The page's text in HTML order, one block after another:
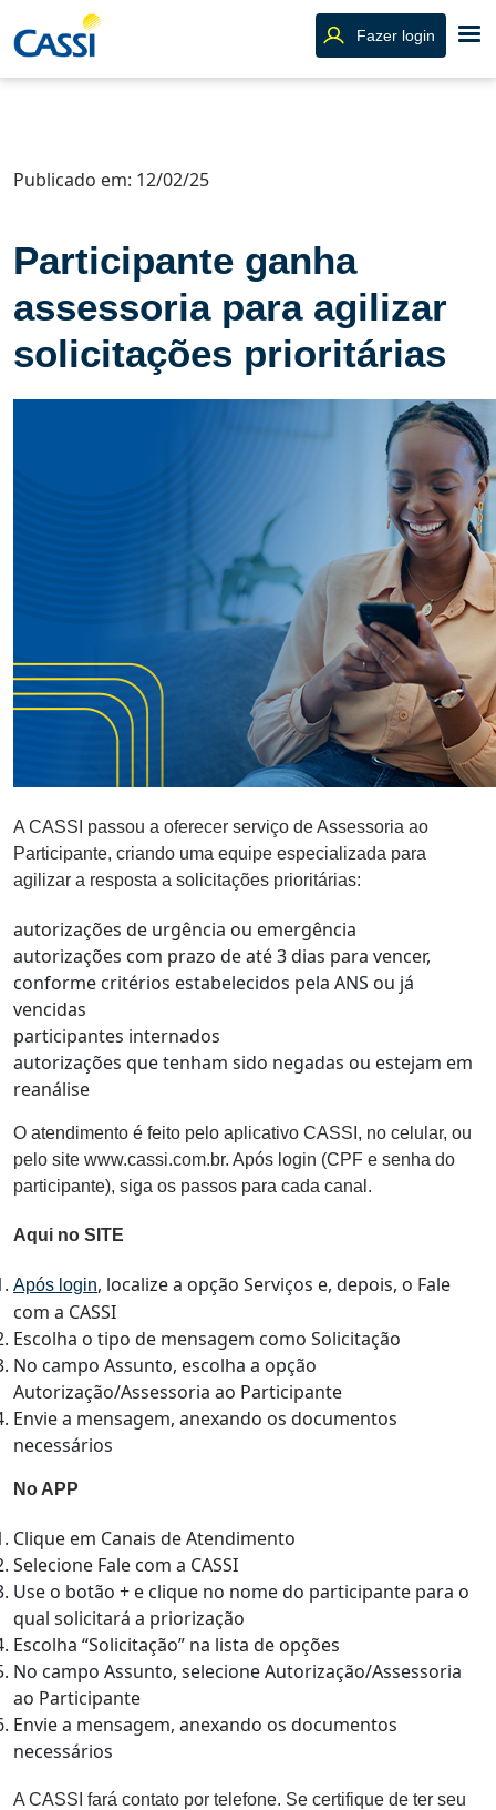
Fazer login
Publicado em: 12/02/25
Participante ganha
assessoria para agilizar
solicitações prioritárias
A CASSI passou a oferecer serviço de Assessoria ao
Participante, criando uma equipe especializada para
agilizar a resposta a solicitações prioritárias:
autorizações de urgência ou emergência
autorizações com prazo de até 3 dias para vencer,
conforme critérios estabelecidos pela ANS ou já
vencidas
participantes internados
autorizações que tenham sido negadas ou estejam em
reanálise
O atendimento é feito pelo aplicativo CASSI, no celular, ou
pelo site www.cassi.com.br. Após login (CPF e senha do
participante), siga os passos para cada canal.
Aqui no SITE
Após login, localize a opção Serviços e, depois, o Fale
com a CASSI
Escolha o tipo de mensagem como Solicitação
No campo Assunto, escolha a opção
Autorização/Assessoria ao Participante
Envie a mensagem, anexando os documentos
necessários
No APP
Clique em Canais de Atendimento
Selecione Fale com a CASSI
Use o botão + e clique no nome do participante para o
qual solicitará a priorização
Escolha “Solicitação” na lista de opções
No campo Assunto, selecione Autorização/Assessoria
ao Participante
Envie a mensagem, anexando os documentos
necessários
A CASSI fará contato por telefone. Se certifique de ter seu